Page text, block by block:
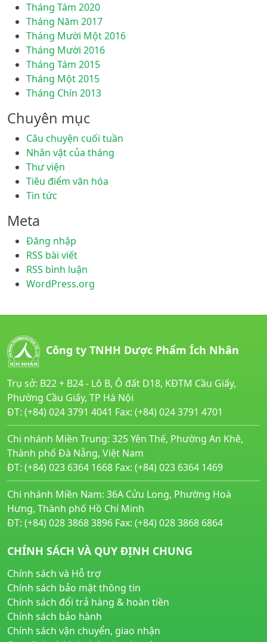
Tháng Tám 2020
Tháng Năm 2017
Tháng Mười Một 2016
Tháng Mười 2016
Tháng Tám 2015
Tháng Một 2015
Tháng Chín 2013
Chuyên mục
Câu chuyện cuối tuần
Nhân vật của tháng
Thư viện
Tiêu điểm văn hóa
Tin tức
Meta
Đăng nhập
RSS bài viết
RSS bình luận
WordPress.org
Công ty TNHH Dược Phẩm Ích Nhân
Trụ sở: B22 + B24 - Lô B, Ô đất D18, KĐTM Cầu Giấy,
Phường Cầu Giấy, TP Hà Nội
ĐT: (+84) 024 3791 4041 Fax: (+84) 024 3791 4701
Chi nhánh Miền Trung: 325 Yên Thế, Phường An Khê,
Thành phố Đà Nẵng, Việt Nam
ĐT: (+84) 023 6364 1668 Fax: (+84) 023 6364 1469
Chi nhánh Miền Nam: 36A Cửu Long, Phường Hoà
Hưng, Thành phố Hồ Chí Minh
ĐT: (+84) 028 3868 3896 Fax: (+84) 028 3868 6864
CHÍNH SÁCH VÀ QUY ĐỊNH CHUNG
Chính sách và Hỗ trợ
Chính sách bảo mật thông tin
Chính sách đổi trả hàng & hoàn tiền
Chính sách bảo hành
Chính sách vận chuyển, giao nhận